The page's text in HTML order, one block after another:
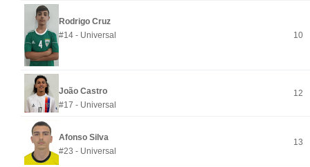
Rodrigo Cruz
#14 - Universal
10
João Castro
#17 - Universal
12
Afonso Silva
#23 - Universal
13